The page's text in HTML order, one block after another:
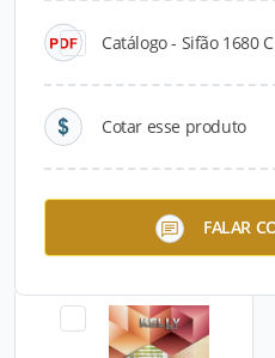
Catálogo - Sifão 1680
Cotar esse produto
FALAR
Torneira de Parede para
Lavatório 2192 1/2 C-43